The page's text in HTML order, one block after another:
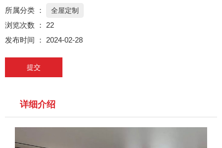
所属分类 ： 全屋定制
浏览次数 ： 22
发布时间 ： 2024-02-28
提交
详细介绍